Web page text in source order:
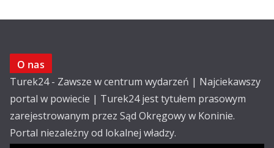
O nas
Turek24 - Zawsze w centrum wydarzeń | Najciekawszy
portal w powiecie | Turek24 jest tytułem prasowym
zarejestrowanym przez Sąd Okręgowy w Koninie.
Portal niezależny od lokalnej władzy.